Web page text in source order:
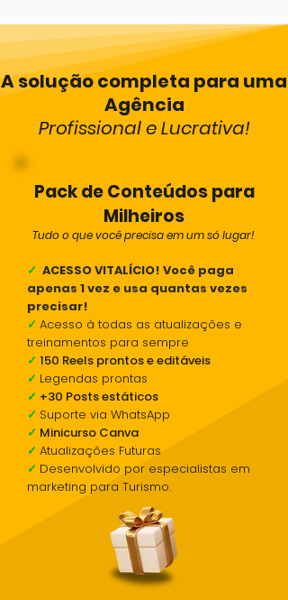
A solução completa para uma
Agência
Profissional e Lucrativa!
Pack de Conteúdos para
Milheiros
Tudo o que você precisa em um só lugar!
✓ ACESSO VITALÍCIO! Você paga
apenas 1 vez e usa quantas vezes
precisar!
✓ Acesso à todas as atualizações e
treinamentos para sempre
✓ 150 Reels prontos e editáveis
✓ Legendas prontas
✓ +30 Posts estáticos
✓ Suporte via WhatsApp
✓ Minicurso Canva
✓ Atualizações Futuras
✓ Desenvolvido por especialistas em
marketing para Turismo.